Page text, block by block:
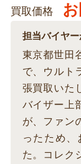
買取価格
担当バイヤ
東京都世田
で、ウルト
張買取いた
バイザー上
が、ファン
ったため、
た。コレク